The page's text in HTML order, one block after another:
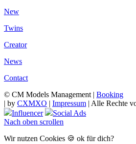
New
Twins
Creator
News
Contact
© CM Models Management | Booking
| by CXMXO | Impressum | Alle Rechte
Influencer
Social Ads
Nach oben scrollen
Wir nutzen Cookies 🍪 ok für dich?